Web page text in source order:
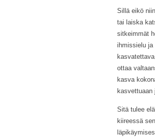
Sillä eikö
tai laiska
sitkeimmät
ihmissielu ja
ottaa
kasva
kasvettuaan
Sitä tulee
kiireessä